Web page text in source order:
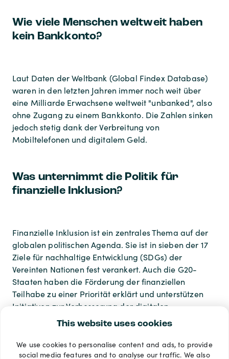
This website uses cookies
We use cookies to personalise content and ads, to provide
social media features and to analyse our traffic. We also
Wie viele Menschen weltweit haben
kein Bankkonto?
Laut Daten der Weltbank (Global Findex Database)
waren in den letzten Jahren immer noch weit über
eine Milliarde Erwachsene weltweit "unbanked", also
ohne Zugang zu einem Bankkonto. Die Zahlen sinken
jedoch stetig dank der Verbreitung von
Mobiltelefonen und digitalem Geld.
Was unternimmt die Politik für
finanzielle Inklusion?
Finanzielle Inklusion ist ein zentrales Thema auf der
globalen politischen Agenda. Sie ist in sieben der 17
Ziele für nachhaltige Entwicklung (SDGs) der
Vereinten Nationen fest verankert. Auch die G20-
Staaten haben die Förderung der finanziellen
Teilhabe zu einer Priorität erklärt und unterstützen
Initiativen zur Verbesserung der digitalen
Infrastruktur und der finanziellen Bildung.
Zahlungsarten